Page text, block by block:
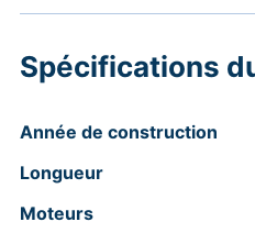
Spécifications
Année de construction
Longueur
Moteurs